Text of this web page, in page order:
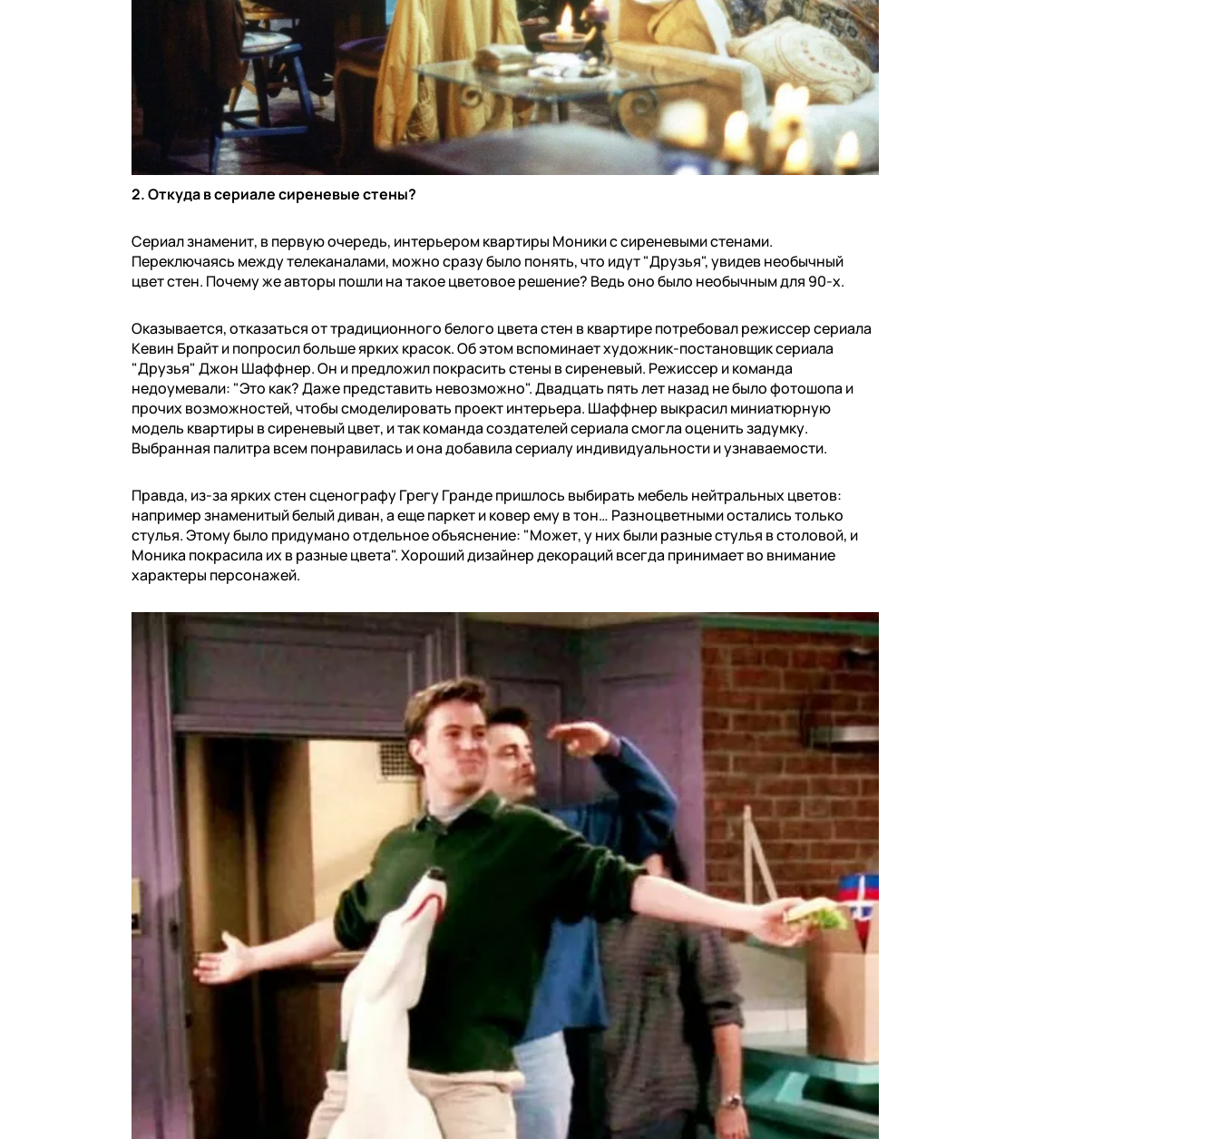
2. Откуда в сериале сиреневые стены?
Сериал знаменит, в первую очередь, интерьером квартиры Моники с сиреневыми стенами.
Переключаясь между телеканалами, можно сразу было понять, что идут "Друзья", увидев необычный
цвет стен. Почему же авторы пошли на такое цветовое решение? Ведь оно было необычным для 90-х.
Оказывается, отказаться от традиционного белого цвета стен в квартире потребовал режиссер сериала
Кевин Брайт и попросил больше ярких красок. Об этом вспоминает художник-постановщик сериала
"Друзья" Джон Шаффнер. Он и предложил покрасить стены в сиреневый. Режиссер и команда
недоумевали: "Это как? Даже представить невозможно". Двадцать пять лет назад не было фотошопа и
прочих возможностей, чтобы смоделировать проект интерьера. Шаффнер выкрасил миниатюрную
модель квартиры в сиреневый цвет, и так команда создателей сериала смогла оценить задумку.
Выбранная палитра всем понравилась и она добавила сериалу индивидуальности и узнаваемости.
Правда, из-за ярких стен сценографу Грегу Гранде пришлось выбирать мебель нейтральных цветов:
например знаменитый белый диван, а еще паркет и ковер ему в тон… Разноцветными остались только
стулья. Этому было придумано отдельное объяснение: "Может, у них были разные стулья в столовой, и
Моника покрасила их в разные цвета". Хороший дизайнер декораций всегда принимает во внимание
характеры персонажей.